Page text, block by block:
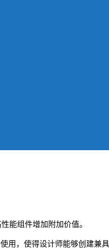
能组件增加附加价值。
用，使得设计师能够创建兼